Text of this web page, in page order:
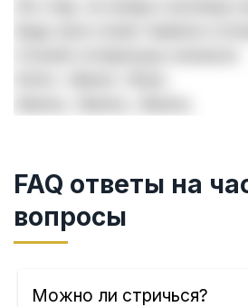
FAQ ответы на
вопросы
Можно ли стричься?